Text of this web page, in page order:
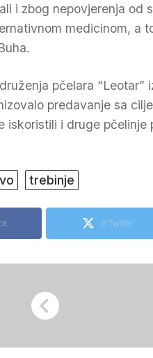
i zbog nepovjerenja
medicinom, a
pčelara
predavanje sa
iskoristili i druge pčelinje
trebinje
X Twitter